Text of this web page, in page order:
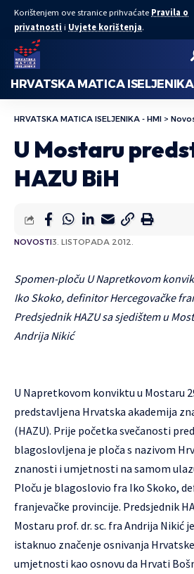
Korištenjem ove stranice prihvaćate Pravila o
privatnosti i Uvjete korištenja.
HRVATSKA MATICA ISELJENIKA
HRVATSKA MATICA ISELJENIKA - HMI >
U Mostaru
HAZU BiH
NOVOSTI3. LISTOPADA 2012.
Spomen-ploču U Napretkovom
Iko Skoko, definitor Hercegovačke
Predsjednik HAZU sa sjedištem u
Andrija Nikić
U Napretkovom konviktu u Mostaru
predstavljena Hrvatska akademija
(HAZU). Prije početka svečanosti
blagoslovljena je ploča s nazivom
znanosti i umjetnosti na samom
Ploču je blagoslovio fra Iko Skoko,
franjevačke provincije. Predsjednik
Mostaru prof. dr. sc. fra Andrija Nikić
istaknuo značenje osnivanja
umjetnosti kao osnovu da Hrvati